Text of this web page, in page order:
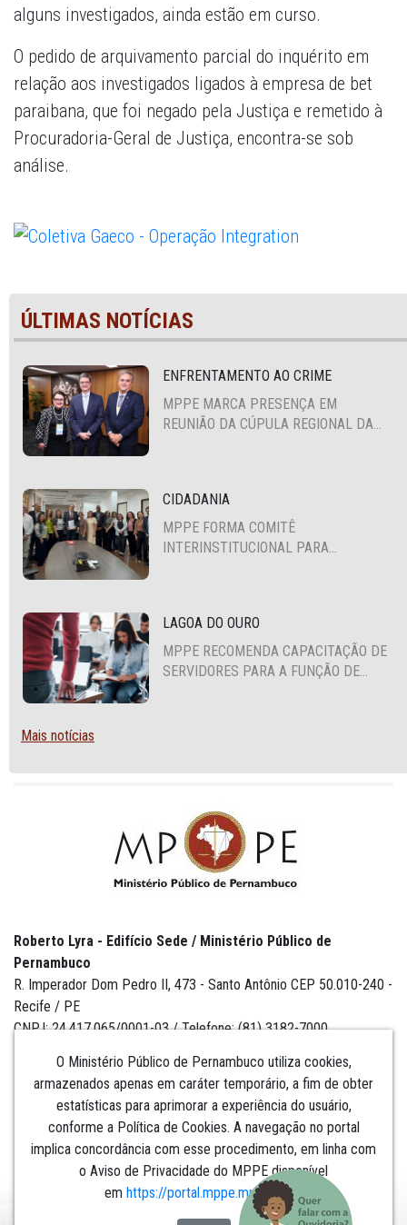
alguns investigados, ainda estão em curso.
O pedido de arquivamento parcial do inquérito em
relação aos investigados ligados à empresa de bet
paraibana, que foi negado pela Justiça e remetido à
Procuradoria-Geral de Justiça, encontra-se sob
análise.
ÚLTIMAS NOTÍCIAS
ENFRENTAMENTO AO CRIME
MPPE MARCA PRESENÇA EM
REUNIÃO DA CÚPULA REGIONAL DA
CIDADANIA
MPPE FORMA COMITÊ
INTERINSTITUCIONAL PARA
LAGOA DO OURO
MPPE RECOMENDA CAPACITAÇÃO DE
SERVIDORES PARA A FUNÇÃO DE
Mais notícias
O Ministério Público de Pernambuco utiliza cookies,
armazenados apenas em caráter temporário, a fim de obter
estatísticas para aprimorar a experiência do usuário,
conforme a Política de Cookies. A navegação no portal
implica concordância com esse procedimento, em linha com
o Aviso de Privacidade do MPPE disponível
em https://portal.mppe.mp.br/lgpd.​​​​​​​
Roberto Lyra - Edifício Sede / Ministério Público de
Pernambuco
R. Imperador Dom Pedro II, 473 - Santo Antônio CEP 50.010-240 -
Recife / PE
CNPJ: 24.417.065/0001-03 / Telefone: (81) 3182-7000
Institucional
Comunicação